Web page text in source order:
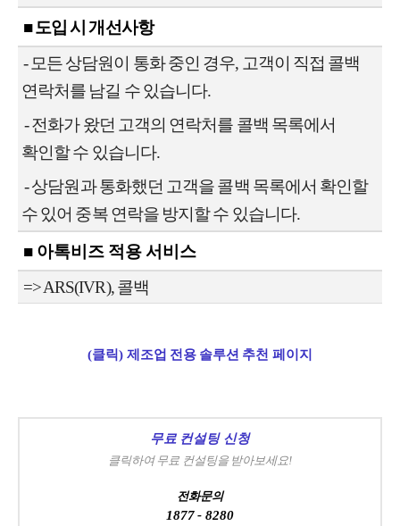
■ 도입 시 개선사항
- 모든 상담원이 통화 중인 경우, 고객이 직접 콜백
연락처를 남길 수 있습니다.
- 전화가 왔던 고객의 연락처를 콜백 목록에서
확인할 수 있습니다.
- 상담원과 통화했던 고객을 콜백 목록에서 확인할
수 있어 중복 연락을 방지할 수 있습니다.
■ 아톡비즈 적용 서비스
=> ARS(IVR), 콜백
(클릭) 제조업 전용 솔루션 추천 페이지
무료 컨설팅 신청
클릭하여 무료 컨설팅을 받아보세요!
전화문의
1877 - 8280